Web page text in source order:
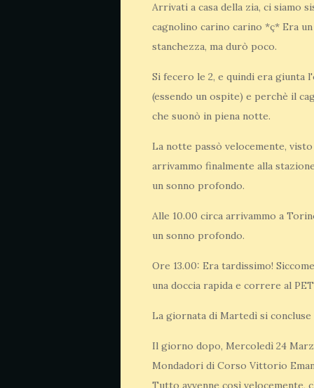
Arrivati a casa della zia, ci siamo
cagnolino carino carino *ç* Era
stanchezza, ma durò poco.
Si fecero le 2, e quindi era
(essendo un ospite) e perchè il
che suonò in piena notte.
La notte passò velocemente,
arrivammo finalmente alla
un sonno profondo.
Alle 10.00 circa arrivammo a
un sonno profondo.
Ore 13.00: Era tardissimo!
una doccia rapida e correre al
La giornata di Martedì si
Il giorno dopo, Mercoledì 24
Mondadori di Corso Vittorio
Tutto avvenne così velocemente,